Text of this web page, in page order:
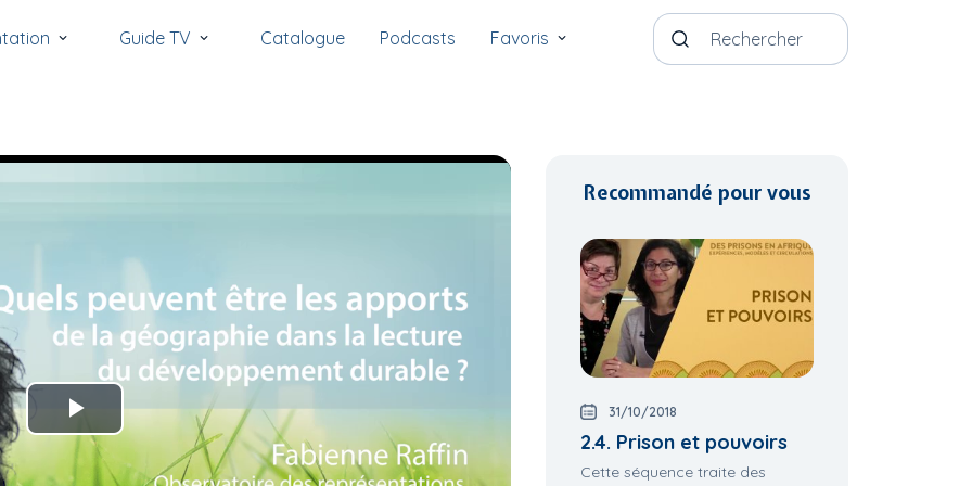
Guide TV Catalogue Podcasts Favoris
Recommandé pour vous
31/10/2018
2.4. Prison et pouvoirs
Cette séquence traite des